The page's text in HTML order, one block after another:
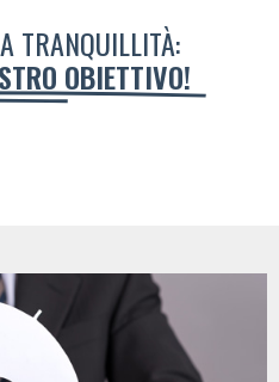
TRANQUILLITÀ:
OBIETTIVO!